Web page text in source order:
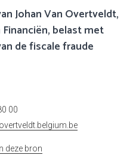
Johan Van Overtveldt,
belast met
de fiscale fraude
00
deze bron